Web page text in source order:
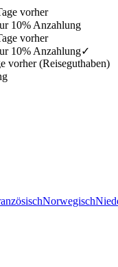
vorher
10% Anzahlung
vorher
10% Anzahlung✓
vorher (Reiseguthaben)
Norwegisch